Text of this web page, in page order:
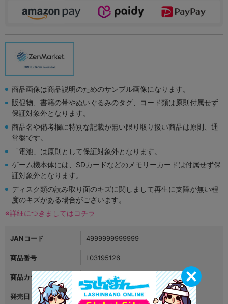
商品画像は商品説明のためのサンプル画像になります。
販促物、書籍の帯やぬいぐるみのタグ、コード類は原則付属せず
保証対象外となります。
商品名や備考欄に特別な記載が無い限り取り扱い商品は原則、通
常盤です。
「電池」は原則として保証対象外となります。
ゲーム機本体には、SDカードなどのメモリーカードは付属せず保
証対象外となります。
ディスク類の読み取り面のキズに関しまして再生に支障が無い程
度のキズがある場合がございます。
※詳細につきましてはコチラ
JANコード 4999999999999
商品番号 L03195126
商品カテゴリ グッズ
発売日 2019年04月23日